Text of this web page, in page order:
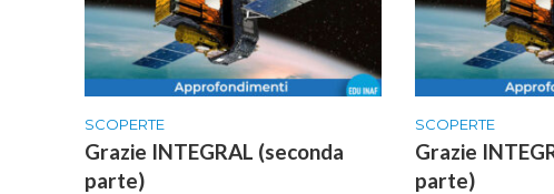
SCOPERTE
Grazie INTEGRAL (seconda
parte)
SCOPERTE
Grazie
parte)